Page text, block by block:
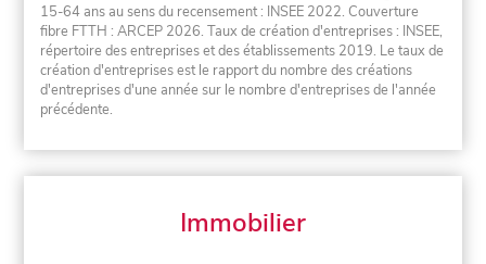
15-64 ans au sens du recensement : INSEE 2022. Couverture
fibre FTTH : ARCEP 2026. Taux de création d'entreprises : INSEE,
répertoire des entreprises et des établissements 2019. Le taux de
création d'entreprises est le rapport du nombre des créations
d'entreprises d'une année sur le nombre d'entreprises de l'année
précédente.
Immobilier